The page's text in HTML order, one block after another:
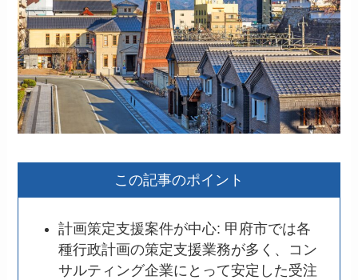
この記事のポイント
計画策定支援案件が中心: 甲府市では各
種行政計画の策定支援業務が多く、コン
サルティング企業にとって安定した受注